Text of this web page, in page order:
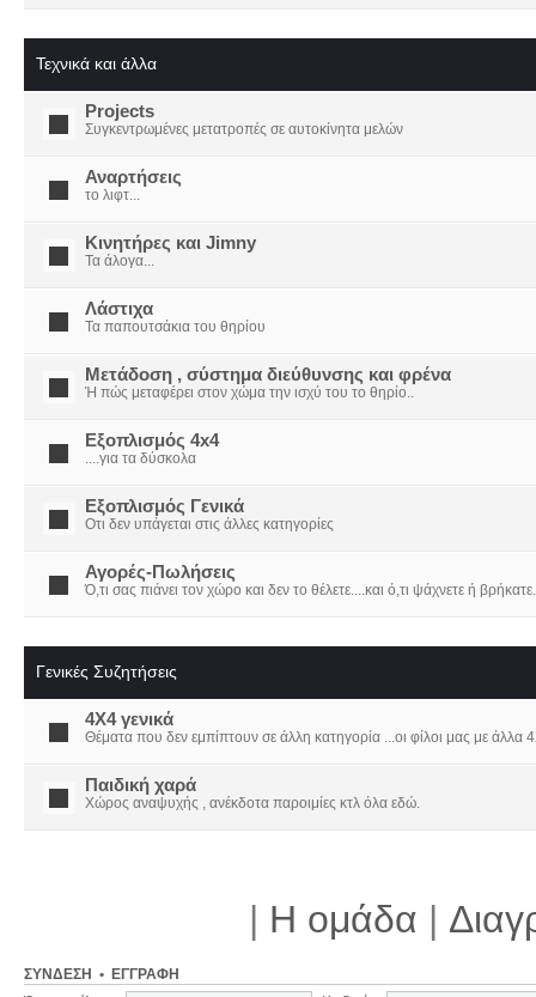
Τεχνικά και άλλα
Projects
Συγκεντρωμένες μετατροπές σε αυτοκίνητα μελών
Αναρτήσεις
το λιφτ...
Κινητήρες και Jimny
Τα άλογα...
Λάστιχα
Τα παπουτσάκια του θηρίου
Μετάδοση , σύστημα διεύθυνσης και φρένα
Ή πώς μεταφέρει στον χώμα την ισχύ του το θηρίο..
Εξοπλισμός 4x4
....για τα δύσκολα
Εξοπλισμός Γενικά
Οτι δεν υπάγεται στις άλλες κατηγορίες
Αγορές-Πωλήσεις
Ό,τι σας πιάνει τον χώρο και δεν το θέλετε....και ό,τι ψάχνετε ή
Γενικές Συζητήσεις
4X4 γενικά
Θέματα που δεν εμπίπτουν σε άλλη κατηγορία ...οι φίλοι μας με άλλα
Παιδική χαρά
Χώρος αναψυχής , ανέκδοτα παροιμίες κτλ όλα εδώ.
| Η ομάδα |
ΣΎΝΔΕΣΗ • ΕΓΓΡΑΦΉ